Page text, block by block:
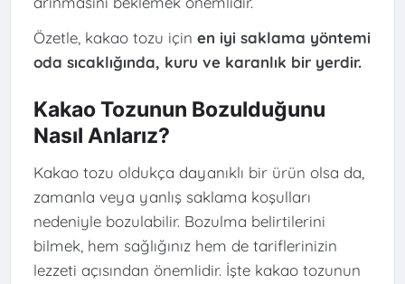
Özetle, kakao tozu için en iyi saklama yöntemi
oda sıcaklığında, kuru ve karanlık bir yerdir.
Kakao Tozunun Bozulduğunu
Nasıl Anlarız?
Kakao tozu oldukça dayanıklı bir ürün olsa da,
zamanla veya yanlış saklama koşulları
nedeniyle bozulabilir. Bozulma belirtilerini
bilmek, hem sağlığınız hem de tariflerinizin
lezzeti açısından önemlidir. İşte kakao tozunun